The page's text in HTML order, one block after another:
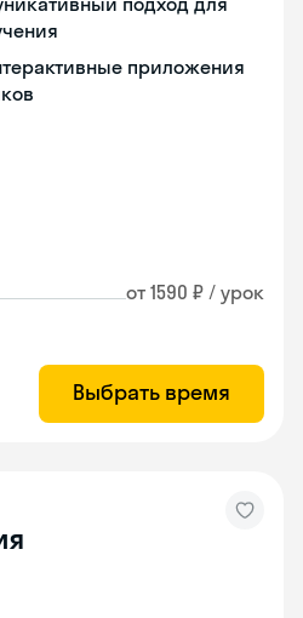
приложения
от 1590 ₽ / урок
Выбрать время